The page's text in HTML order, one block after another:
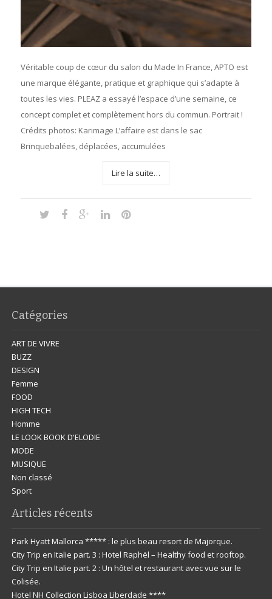
Véritable coup de cœur du salon du Made In France, APTO est
une marque élégante, pratique et graphique qui s’adapte à
toutes les vies. PLEAZ a essayé l’espace d’une semaine, ce
concept complet et complètement hors du commun. Portrait !
Crédits photos: Karimage L’affaire est dans le sac
Brinquebalées, déplacées, accumulées
Lire la suite…
Catégories
ART DE VIVRE
BUZZ
DESIGN
Femme
FOOD
HIGH TECH
Homme
LE LOOK BOOK D'ELODIE
MODE
MUSIQUE
Non classé
Sport
Articles récents
Park Hyatt Mallorca ***** : le plus beau resort de Majorque.
City Trip en Italie part. 3 : Hotel Raphël – Healthy food et rooftop.
City Trip en Italie part. 2 : Un hôtel et restaurant avec vue sur le
Colisée.
Hotel NH Collection Lisboa Liberdade ****